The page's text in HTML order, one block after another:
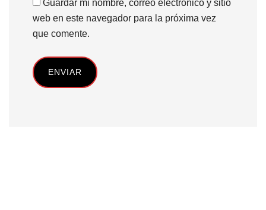
Guardar mi nombre, correo electrónico y sitio
web en este navegador para la próxima vez
que comente.